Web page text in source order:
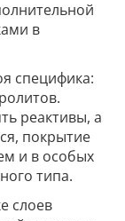
в
специфика:
реактивы, а
покрытие
и в особых
типа.
слоев